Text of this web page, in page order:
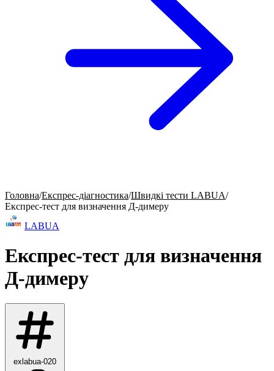
Головна/Експрес-діагностика/Швидкі тести LABUA/
Експрес-тест для визначення Д-димеру
LABUA
Експрес-тест для визначення
Д-димеру
exlabua-020